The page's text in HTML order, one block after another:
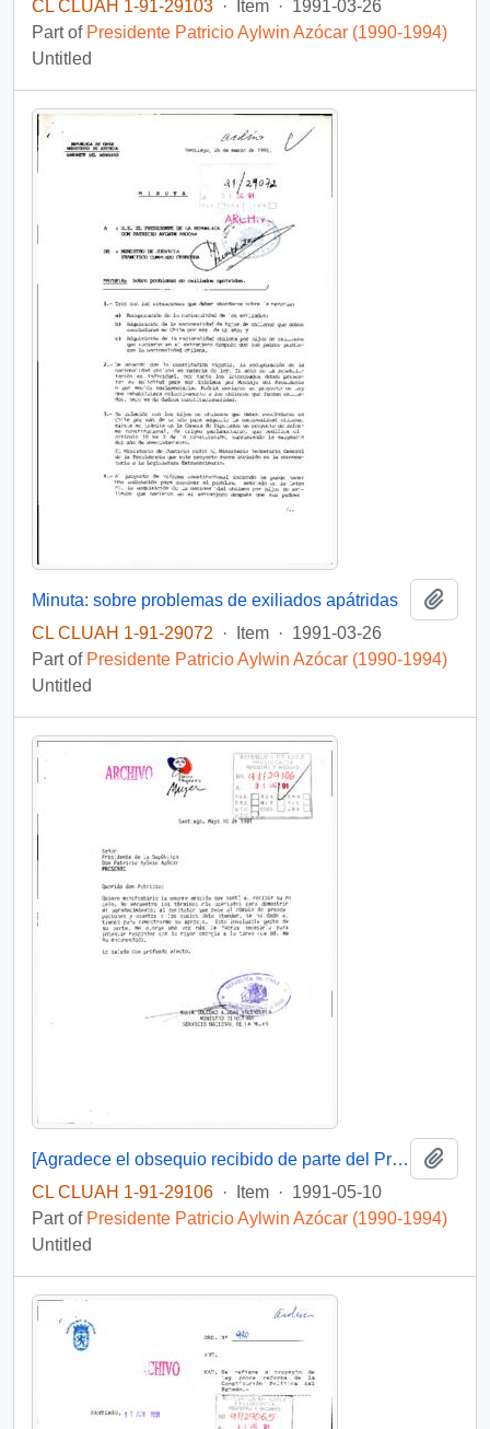
CL CLUAH 1-91-29103 · Item · 1991-03-26
Part of Presidente Patricio Aylwin Azócar (1990-1994)
Untitled
Minuta: sobre problemas de exiliados apátridas
CL CLUAH 1-91-29072
· Item · 1991-03-26
Part of Presidente Patricio Aylwin Azócar (1990-1994)
Untitled
[Agradece el obsequio recibido de parte del Presidente]
CL CLUAH 1-91-29106 · Item · 1991-05-10
Part of Presidente Patricio Aylwin Azócar (1990-1994)
Untitled